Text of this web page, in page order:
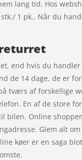
lang tid. Hos
1 pk.. Når du
returret
end hvis du handler
de 14 dage, de er
tværs af forskellige
En af de store
bilen. Online
Glem alt
køer er en saga